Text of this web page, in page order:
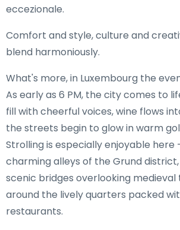
eccezionale.
Comfort and style, culture and
blend harmoniously.
What's more, in Luxembourg the
As early as 6 PM, the city comes to
fill with cheerful voices, wine flows
the streets begin to glow in warm
Strolling is especially enjoyable
charming alleys of the Grund
scenic bridges overlooking medieval
around the lively quarters packed
restaurants.